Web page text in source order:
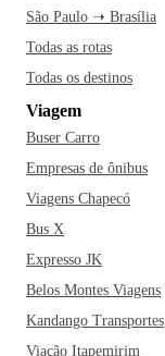
São Paulo ➝ Brasília
Todas as rotas
Todas os destinos
Viagem
Buser Carro
Empresas de ônibus
Viagens Chapecó
Bus X
Expresso JK
Belos Montes Viagens
Kandango Transportes
Viação Itapemirim